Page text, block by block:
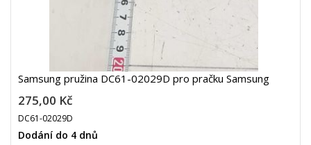
Samsung pružina DC61-02029D pro pračku Samsung
275,00 Kč
DC61-02029D
Dodání do 4 dnů